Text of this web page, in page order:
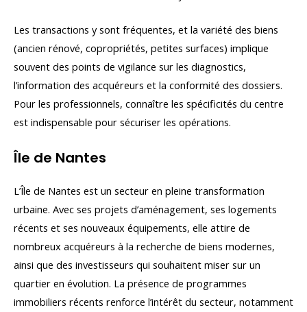
Les transactions y sont fréquentes, et la variété des biens
(ancien rénové, copropriétés, petites surfaces) implique
souvent des points de vigilance sur les diagnostics,
l’information des acquéreurs et la conformité des dossiers.
Pour les professionnels, connaître les spécificités du centre
est indispensable pour sécuriser les opérations.
Île de Nantes
L’Île de Nantes est un secteur en pleine transformation
urbaine. Avec ses projets d’aménagement, ses logements
récents et ses nouveaux équipements, elle attire de
nombreux acquéreurs à la recherche de biens modernes,
ainsi que des investisseurs qui souhaitent miser sur un
quartier en évolution. La présence de programmes
immobiliers récents renforce l’intérêt du secteur, notamment